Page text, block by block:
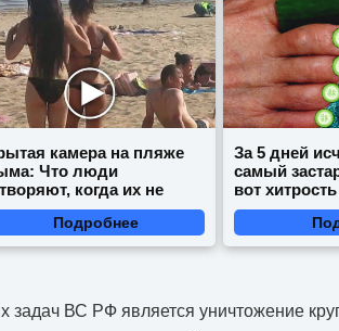
камера на пляже
Что люди
когда их не
Подробнее
За 5 дней
самый
вот хитрость
ВС РФ является уничтожение